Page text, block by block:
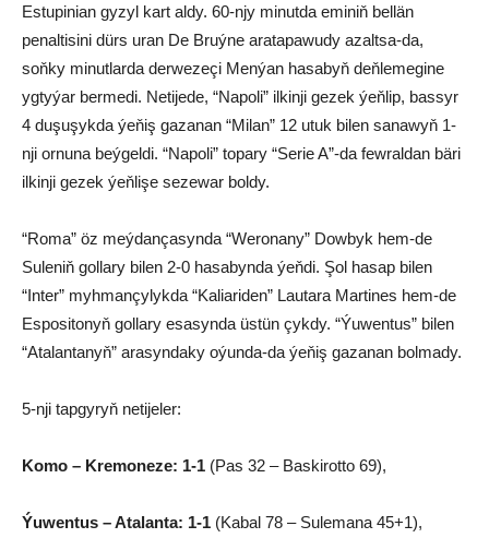
Estupinian gyzyl kart aldy. 60-njy minutda eminiň bellän
penaltisini dürs uran De Bruýne aratapawudy azaltsa-da,
soňky minutlarda derwezeçi Menýan hasabyň deňlemegine
ygtyýar bermedi. Netijede, “Napoli” ilkinji gezek ýeňlip, bassyr
4 duşuşykda ýeňiş gazanan “Milan” 12 utuk bilen sanawyň 1-
nji ornuna beýgeldi. “Napoli” topary “Serie A”-da fewraldan bäri
ilkinji gezek ýeňlişe sezewar boldy.
“Roma” öz meýdançasynda “Weronany” Dowbyk hem-de
Suleniň gollary bilen 2-0 hasabynda ýeňdi. Şol hasap bilen
“Inter” myhmançylykda “Kaliariden” Lautara Martines hem-de
Espositonyň gollary esasynda üstün çykdy. “Ýuwentus” bilen
“Atalantanyň” arasyndaky oýunda-da ýeňiş gazanan bolmady.
5-nji tapgyryň netijeler:
Komo – Kremoneze: 1-1 (Pas 32 – Baskirotto 69),
Ýuwentus – Atalanta: 1-1 (Kabal 78 – Sulemana 45+1),